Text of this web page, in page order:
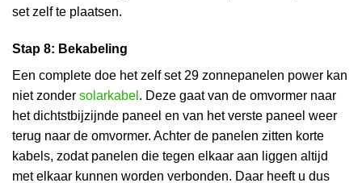
set zelf te plaatsen.
Stap 8: Bekabeling
Een complete doe het zelf set 29 zonnepanelen power kan
niet zonder solarkabel . Deze gaat van de omvormer naar
het dichtstbijzijnde paneel en van het verste paneel weer
terug naar de omvormer. Achter de panelen zitten korte
kabels, zodat panelen die tegen elkaar aan liggen altijd
met elkaar kunnen worden verbonden. Daar heeft u dus